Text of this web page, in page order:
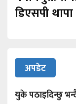
डिएसपी
अपडेट
युके पठाइदिन्छु